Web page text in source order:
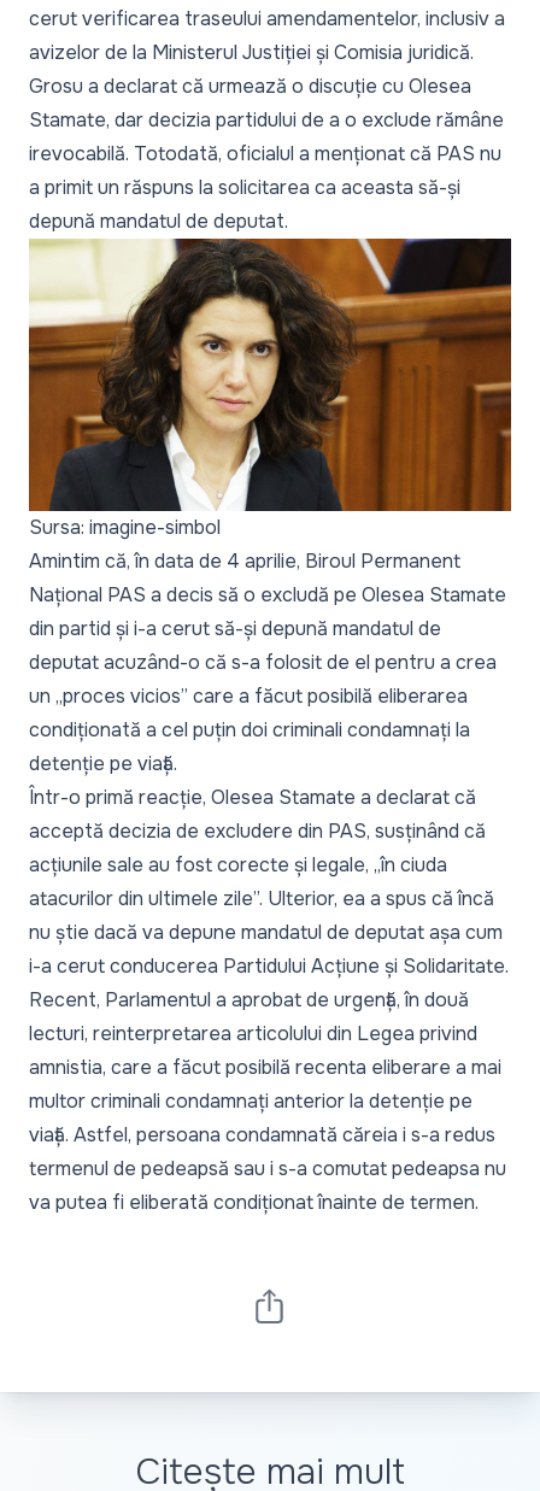
cerut verificarea traseului amendamentelor, inclusiv a
avizelor de la Ministerul Justiției și Comisia juridică.
Grosu a declarat că urmează o discuție cu Olesea
Stamate, dar decizia partidului de a o exclude rămâne
irevocabilă. Totodată, oficialul a menționat că PAS nu
a primit un răspuns la solicitarea ca aceasta să-și
depună mandatul de deputat.
Sursa: imagine-simbol
Amintim că, în data de 4 aprilie, Biroul Permanent
Național PAS a decis să o excludă pe Olesea Stamate
din partid și i-a cerut să-și depună mandatul de
deputat acuzând-o că s-a folosit de el pentru a crea
un „proces vicios” care a făcut posibilă eliberarea
condiționată a cel puțin doi criminali condamnați la
detenție pe viață.
Într-o primă reacție, Olesea Stamate a declarat că
acceptă decizia de excludere din PAS, susținând că
acțiunile sale au fost corecte și legale, „în ciuda
atacurilor din ultimele zile”. Ulterior, ea a spus căîncă
nu știe dacă va depune mandatul de deputat așa cum
i-a cerut conducerea Partidului Acțiune și Solidaritate.
Recent, Parlamentul a aprobat de urgență, în două
lecturi, reinterpretarea articolului din Legea privind
amnistia, care a făcut posibilă recenta eliberare a mai
multor criminali condamnați anterior la detenție pe
viață. Astfel, persoana condamnată căreia i s-a redus
termenul de pedeapsă sau i s-a comutat pedeapsa nu
va putea fi eliberată condiționat înainte de termen.
Citește mai mult